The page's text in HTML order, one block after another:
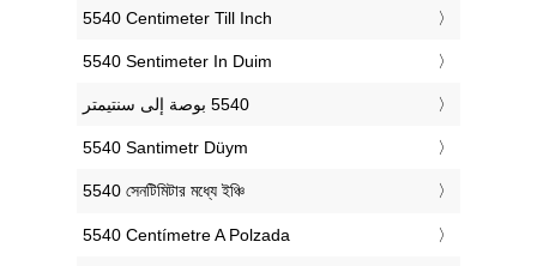
‎5540 Centimeter Till Inch
‎5540 Sentimeter In Duim
‎5540 Santimetr Düym
‎5540 সেনটিমিটার মধ্যে ইঞ্চি
‎5540 Centímetre A Polzada